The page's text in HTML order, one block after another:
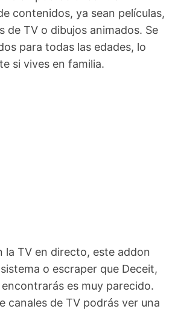
contenidos, ya sean películas,
de TV o dibujos animados. Se
para todas las edades, lo
si vives en familia.
la TV en directo, este addon
o escraper que Deceit,
es muy parecido.
canales de TV podrás ver una